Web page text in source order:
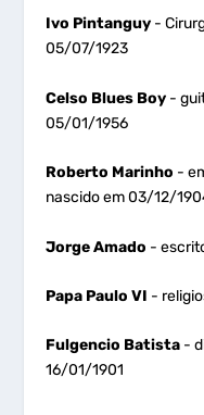
Ivo Pintanguy -
05/07/1923
Celso Blues Boy -
05/01/1956
Roberto Marinho -
nascido em 03/12/
Jorge Amado -
Papa Paulo VI -
Fulgencio Batista -
16/01/1901